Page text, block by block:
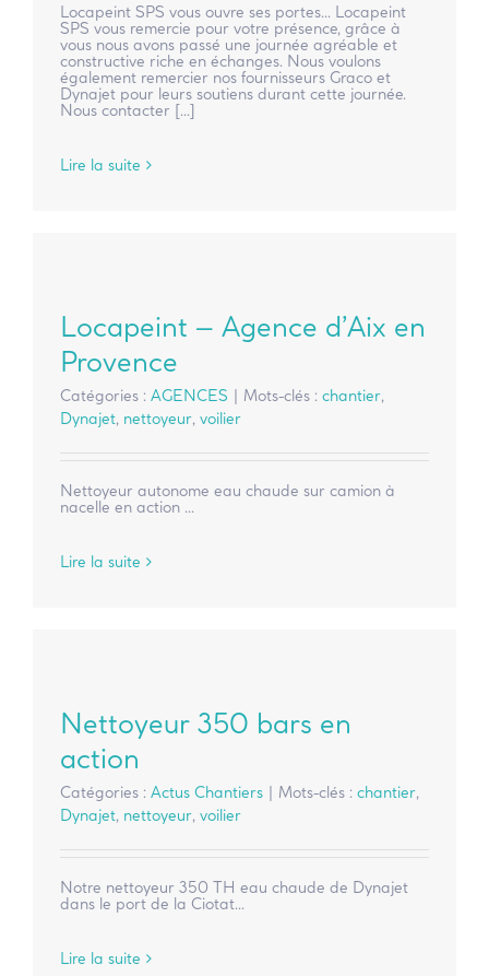
Locapeint SPS vous ouvre ses portes... Locapeint
SPS vous remercie pour votre présence, grâce à
vous nous avons passé une journée agréable et
constructive riche en échanges. Nous voulons
également remercier nos fournisseurs Graco et
Dynajet pour leurs soutiens durant cette journée.
Nous contacter [...]
Lire la suite
Locapeint – Agence d’Aix en
Provence
Catégories : AGENCES | Mots-clés : chantier,
Dynajet, nettoyeur, voilier
Nettoyeur autonome eau chaude sur camion à
nacelle en action ...
Lire la suite
Nettoyeur 350 bars en
action
Catégories : Actus Chantiers | Mots-clés : chantier,
Dynajet, nettoyeur, voilier
Notre nettoyeur 350 TH eau chaude de Dynajet
dans le port de la Ciotat...
Lire la suite